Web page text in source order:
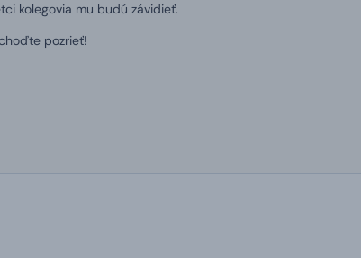
kolegovia mu budú závidieť.
pozrieť!